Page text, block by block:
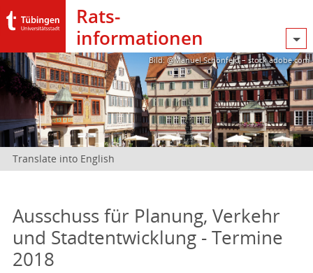
Rats­
informationen
Bild: @Manuel Schönfeld – stock.adobe.com
Translate into English
Ausschuss für Planung, Verkehr
und Stadtentwicklung - Termine
2018